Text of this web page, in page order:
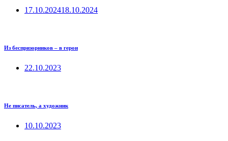
17.10.202418.10.2024
Из беспризорников – в герои
22.10.2023
Не писатель, а художник
10.10.2023